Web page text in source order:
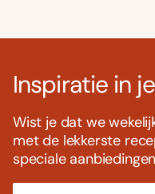
Inspiratie in
Wist je dat we
met de lekkerste
speciale